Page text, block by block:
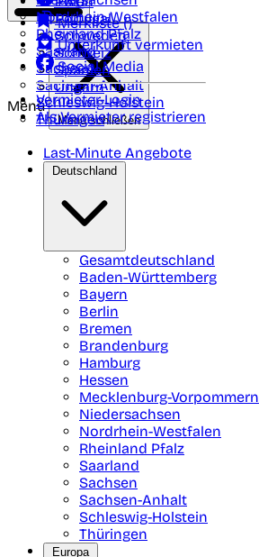
Nordrhein-Westfalen
Rheinland Pfalz
Saarland
Sachsen
Sachsen-Anhalt
Schleswig-Holstein
Thüringen
Portugal
Schweden
Schweiz
Spanien
Ungarn
Merkliste ()
Unterkunft vermieten
Social Media
Vermieter-Login
Als Vermieter registrieren
Menü
Menü schließen
Last-Minute Angebote
Deutschland
Gesamtdeutschland
Baden-Württemberg
Bayern
Berlin
Bremen
Brandenburg
Hamburg
Hessen
Mecklenburg-Vorpommern
Niedersachsen
Nordrhein-Westfalen
Rheinland Pfalz
Saarland
Sachsen
Sachsen-Anhalt
Schleswig-Holstein
Thüringen
Europa